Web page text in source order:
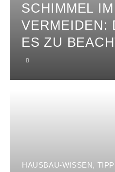
SCHIMMEL
VERMEIDEN:
ES ZU
HAUSBAU-WISSEN,